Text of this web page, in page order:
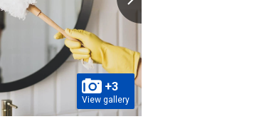
+3
View gallery